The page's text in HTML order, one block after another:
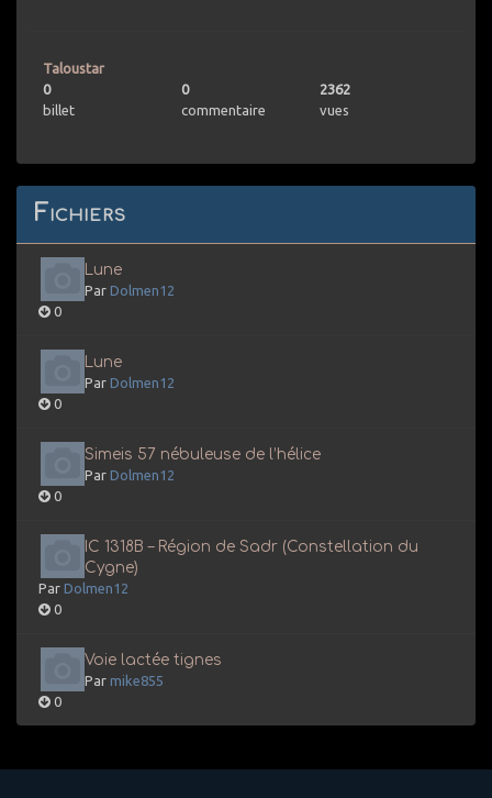
Taloustar
0
billet
0
commentaire
2362
vues
Fichiers
Lune
Par Dolmen12
0
Lune
Par Dolmen12
0
Simeis 57 nébuleuse de l’hélice
Par Dolmen12
0
IC 1318B – Région de Sadr (Constellation du
Cygne)
Par Dolmen12
0
Voie lactée tignes
Par mike855
0